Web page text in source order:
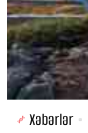
Xəbərlər